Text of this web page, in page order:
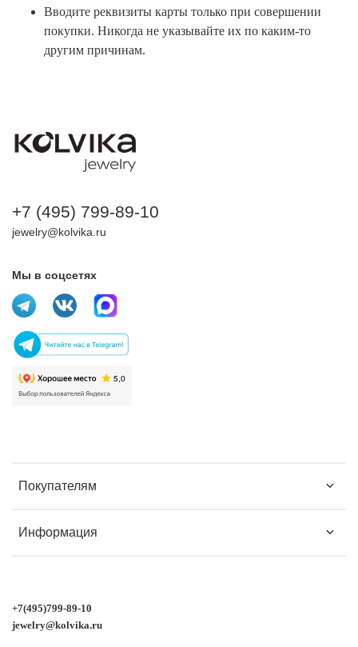
Вводите реквизиты карты только при совершении
покупки. Никогда не указывайте их по каким-то
другим причинам.
Покупателям
Информация
+7 (495) 799-89-10
jewelry@kolvika.ru
Мы в соцсетях
+7(495)799-89-10
jewelry@kolvika.ru